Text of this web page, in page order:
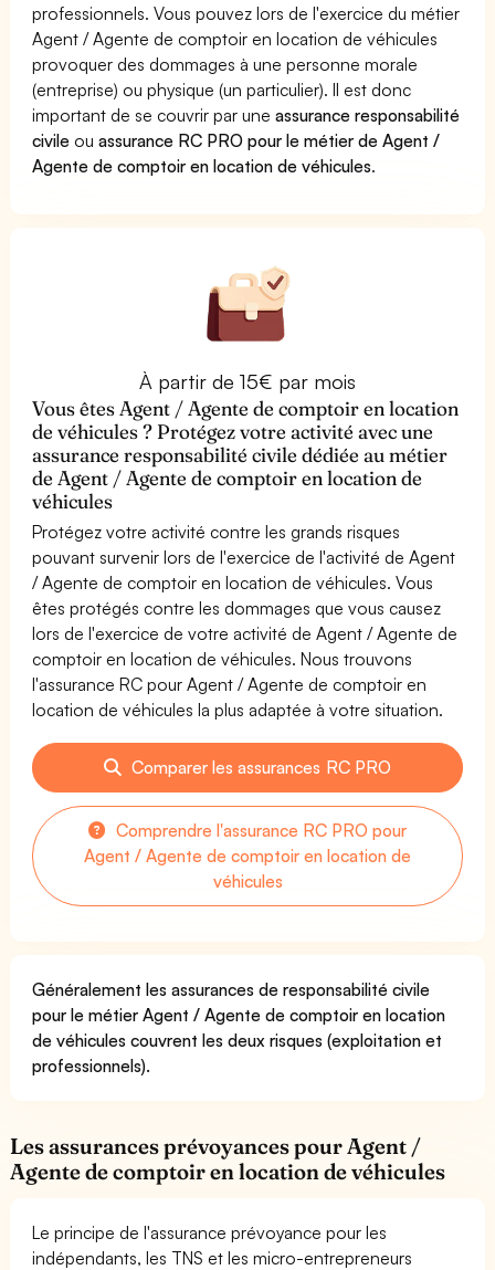
professionnels. Vous pouvez lors de l'exercice du métier
Agent / Agente de comptoir en location de véhicules
provoquer des dommages à une personne morale
(entreprise) ou physique (un particulier). Il est donc
important de se couvrir par uneassurance responsabilité
civile ouassurance RC PRO pour le métier de Agent /
Agente de comptoir en location de véhicules.
À partir de 15€ par mois
Vous êtes Agent / Agente de comptoir en location
de véhicules ? Protégez votre activité avec une
assurance responsabilité civile dédiée au métier
de Agent / Agente de comptoir en location de
véhicules
Protégez votre activité contre les grands risques
pouvant survenir lors de l'exercice de l'activité de Agent
/ Agente de comptoir en location de véhicules. Vous
êtes protégés contre les dommages que vous causez
lors de l'exercice de votre activité de Agent / Agente de
comptoir en location de véhicules. Nous trouvons
l'assurance RC pour Agent / Agente de comptoir en
location de véhicules la plus adaptée à votre situation.
Comparer les assurances RC PRO
Comprendre l'assurance RC PRO pour
Agent / Agente de comptoir en location de
véhicules
Généralement les assurances de responsabilité civile
pour le métier Agent / Agente de comptoir en location
de véhicules couvrent les deux risques (exploitation et
professionnels).
Les assurances prévoyances pour Agent /
Agente de comptoir en location de véhicules
Le principe de l'assurance prévoyance pour les
indépendants, les TNS et les micro-entrepreneurs